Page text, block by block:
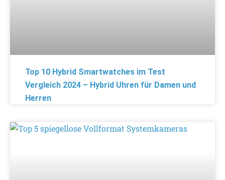
Top 10 Hybrid Smartwatches im Test
Vergleich 2024 – Hybrid Uhren für Damen und
Herren